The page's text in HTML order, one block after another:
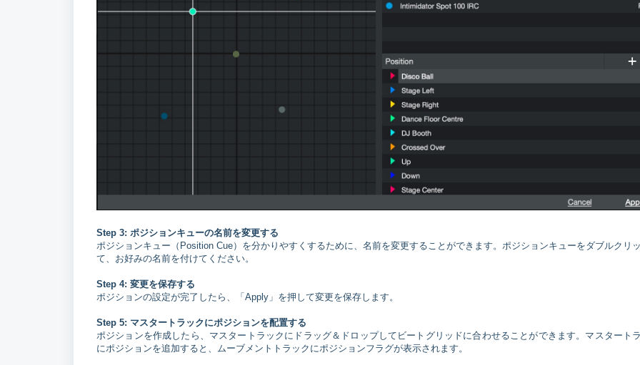
Step 3: ポジションキューの名前を変更する
ポジションキュー（Position Cue）を分かりやすくするために、名前を変更することができます。ポジションキューをダブルクリ
て、お好みの名前を付けてください。
Step 4: 変更を保存する
ポジションの設定が完了したら、「Apply」を押して変更を保存します。
Step 5: マスタートラックにポジションを配置する
ポジションを作成したら、マスタートラックにドラッグ＆ドロップしてビートグリッドに合わせることができます。マスタート
にポジションを追加すると、ムーブメントトラックにポジションフラグが表示されます。